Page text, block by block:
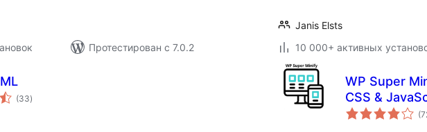
Протестирован с 7.0.2
Janis Elsts
10 000+ активных
(33общий
рейтинг
)
WP Super
CSS &